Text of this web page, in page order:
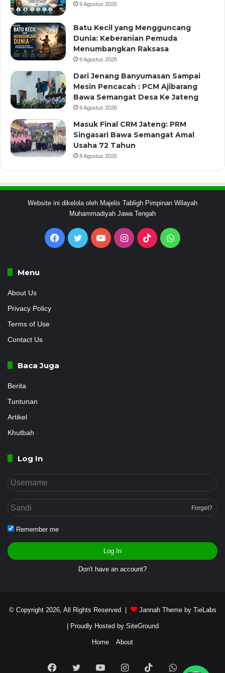
9 Agustus 2026
Batu Kecil yang Mengguncang
Dunia: Keberanian Pemuda
Menumbangkan Raksasa
9 Agustus 2026
Dari Jenang Banyumasan Sampai
Mesin Pencacah : PCM Ajibarang
Bawa Semangat Desa Ke Jateng
9 Agustus 2026
Masuk Final CRM Jateng: PRM
Singasari Bawa Semangat Amal
Usaha 72 Tahun
8 Agustus 2026
Website ini dikelola oleh Majelis Tabligh Pimpinan Wilayah
Muhammadiyah Jawa Tengah
Facebook
Twitter YouTubeInstagram
TikTokWhatsApp
Menu
About Us
Privacy Policy
Terms of Use
Contact Us
Baca Juga
Berita
Tuntunan
Artikel
Khutbah
Log In
Forget?
Remember me
Log In
Don't have an account?
© Copyright 2026, All Rights Reserved | Jannah Theme by TieLabs
| Proudly Hosted by SiteGround
Home About
Facebook
Twitter YouTubeInstagramTikTokWhatsApp